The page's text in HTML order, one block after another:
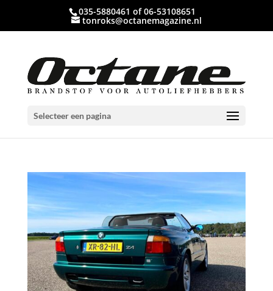
035-5880461 of 06-53108651
tonroks@octanemagazine.nl
Selecteer een pagina